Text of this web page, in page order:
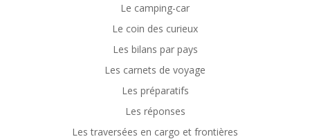
Le camping-car
Le coin des curieux
Les bilans par pays
Les carnets de voyage
Les préparatifs
Les réponses
Les traversées en cargo et frontières